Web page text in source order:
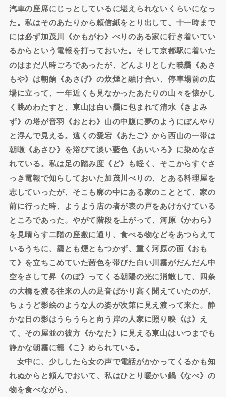
汽車の座席にじっとしているに堪えられないくらいになっ
た。私はそのあたりから頼信紙をとり出して、十一時まで
には必ず加茂川《かもがわ》べりのある家に行き着いてい
るからという電報を打っておいた。そして京都駅に着いた
のはまだ八時ごろであったが、どんよりとした暁靄《あさ
もや》は朝餉《あさげ》の炊煙と融け合い、停車場前の広
場に立って、一年近くも見なかったあたりの山々を懐かし
く眺めわたすと、東山は白い靄に包まれて清水《きよみ
ず》の塔が音羽《おとわ》山の中腹に夢のようにぼんやり
と浮んで見える。遠くの愛宕《あたご》から西山の一帯は
朝暾《あさひ》を浴びて淡い藍色《あいいろ》に染めなさ
れている。私は足の踏み度《ど》も軽く、そこからすぐさ
っき電報で知らしておいた加茂川べりの、とある料理屋を
志していったが、そこも廓の中にある家のこととて、家の
前に行った時、ようよう店の者が表の戸をあけかけている
ところであった。やがて階段を上がって、河原《かわら》
を見晴らす二階の座敷に通り、食べる物などをあつらえて
いるうちに、靄とも煙ともつかず、重く河原の面《おも
て》を立ちこめていた茜色を帯びた白い川霧がだんだん中
空をさして昇《のぼ》ってくる朝陽の光に消散して、四条
の大橋を渡る往来の人の足音ばかり高く聞えていたのが、
ちょうど影絵のような人の姿が次第に見え渡って来た。静
かな日の影はうらうらと向う岸の人家に照り映《は》え
て、その屋並の彼方《かなた》に見える東山はいつまでも
静かな朝霧に籠《こ》められている。
女中に、少ししたら女の声で電話がかかってくるかも知
れぬからと頼んでおいて、私はひとり暖かい鍋《なべ》の
物を食べながら、